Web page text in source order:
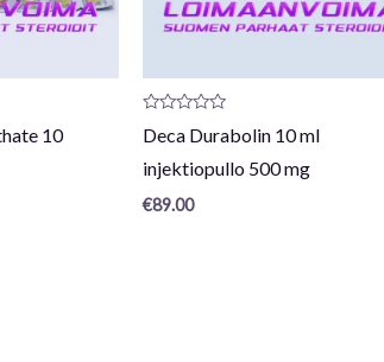
10
tuotteesta:
/
Deca Durabolin 10 ml
injektiopullo 500 mg
€89.00